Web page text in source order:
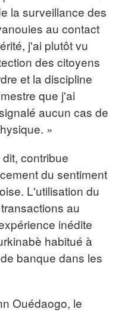
la surveillance des
au contact
j'ai plutôt vu
des citoyens
et la discipline
que j'ai
aucun cas de
»
contribue
du sentiment
L'utilisation du
au
inédite
habitué à
banque dans les
Ouédaogo, le